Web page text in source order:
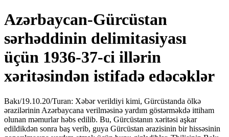
Azərbaycan-Gürcüstan
sərhəddinin delimitasiyası
üçün 1936-37-ci illərin
xəritəsindən istifadə edəcəklər
Bakı/19.10.20/Turan: Xəbər verildiyi kimi, Gürcüstanda ölkə
ərazilərinin Azərbaycana verilməsinə yardım göstərməkdə ittiham
olunan məmurlar həbs edilib. Bu, Gürcüstanın xəritəsi aşkar
edildikdən sonra baş verib, guya Gürcüstan ərazisinin bir hissəsinin